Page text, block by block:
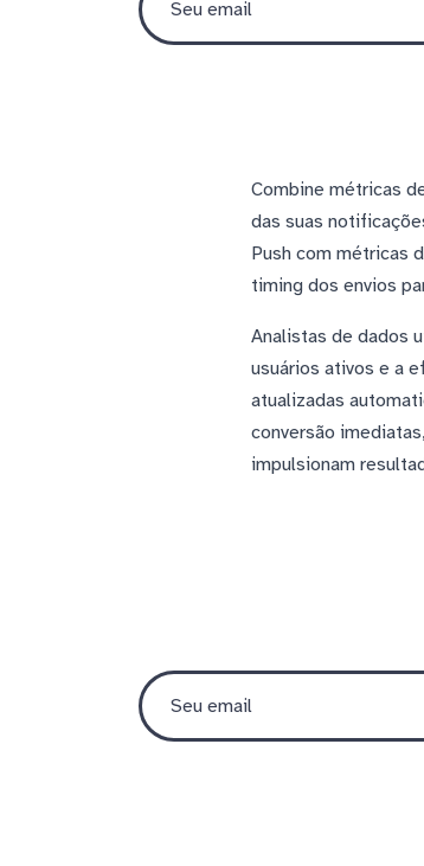
Combine métricas
das suas
Push com métricas
timing dos envios
Analistas de dados
usuários ativos e a
atualizadas
conversão
impulsionam